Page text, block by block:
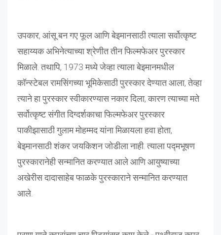
उपकार, आंसू बन गए फूल आणि बेइमानसाठी त्याला सर्वोत्कृष्ट
सहाय्यक अभिनेत्याच्या श्रेणीत तीन फिल्मफेअर पुरस्कार
मिळाले. तथापि, 1973 मध्ये जेव्हा त्याला बेइमानमधील
कॉन्स्टेबल रामसिंगच्या भूमिकेसाठी पुरस्कार देण्यात आला, तेव्हा
त्याने हा पुरस्कार स्वीकारण्यास नकार दिला, कारण त्याच्या मते
सर्वोत्कृष्ट संगीत दिग्दर्शकाचा फिल्मफेअर पुरस्कार
पाकीझासाठी गुलाम मोहम्मद यांना मिळायला हवा होता,
बेइमानसाठी शंकर जयकिशन जोडीला नाही. त्याला पद्मभूषण
पुरस्कारानेही सन्मानित करण्यात आले आणि आयुष्याच्या
अखेरीस दादासाहेब फाळके पुरस्काराने सन्मानित करण्यात
आले.